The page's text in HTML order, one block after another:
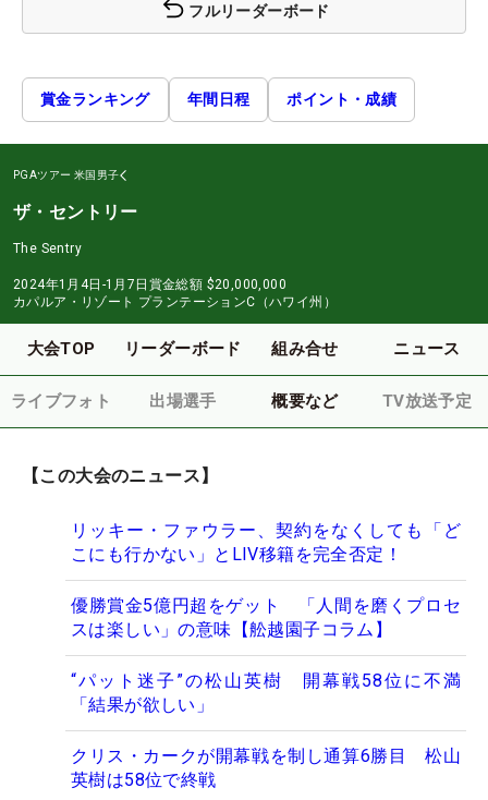
フルリーダーボード
賞金ランキング 年間日程 ポイント・成績
PGAツアー 米国男子
ザ・セントリー
The Sentry
2024年1月4日-1月7日 賞金総額 $20,000,000
カパルア・リゾート プランテーションC（ハワイ州）
大会TOP リーダーボード 組み合せ ニュース
ライブフォト 出場選手 概要など TV放送予定
【この大会のニュース】
リッキー・ファウラー、契約をなくしても「ど
こにも行かない」とLIV移籍を完全否定！
優勝賞金5億円超をゲット 「人間を磨くプロセ
スは楽しい」の意味【舩越園子コラム】
“パット迷子”の松山英樹 開幕戦58位に不満
「結果が欲しい」
クリス・カークが開幕戦を制し通算6勝目 松山
英樹は58位で終戦